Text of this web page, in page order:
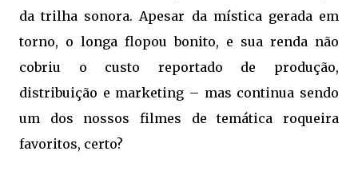
da trilha sonora. Apesar da mística gerada em
torno, o longa flopou bonito, e sua renda não
cobriu o custo reportado de produção,
distribuição e marketing – mas continua sendo
um dos nossos filmes de temática roqueira
favoritos, certo?